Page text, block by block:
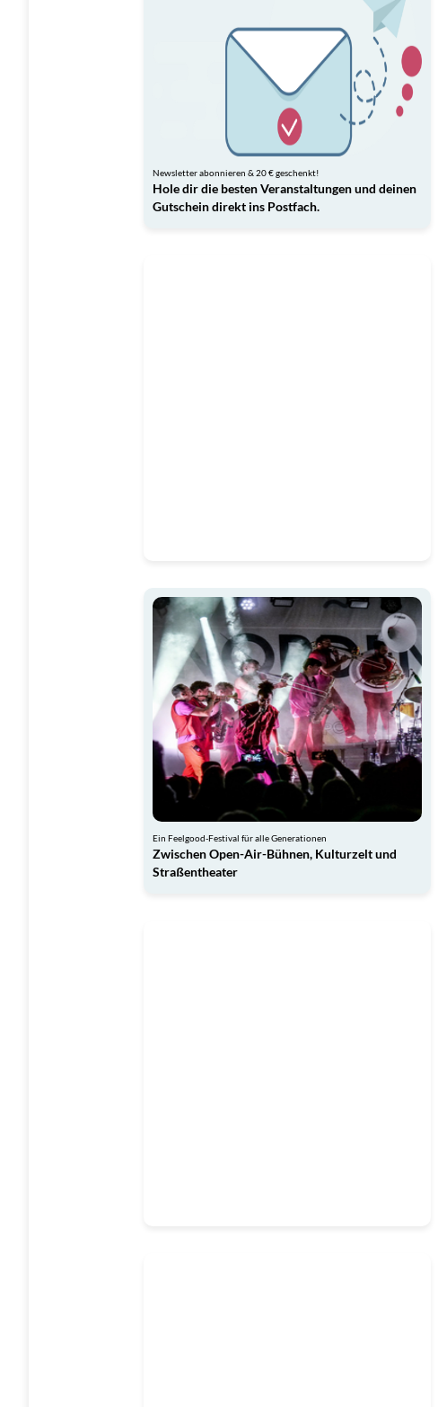
Newsletter abonnieren & 20 € geschenkt!
Hole dir die besten Veranstaltungen und deinen
Gutschein direkt ins Postfach.
Ein Feelgood-Festival für alle Generationen
Zwischen Open-Air-Bühnen, Kulturzelt und
Straßentheater